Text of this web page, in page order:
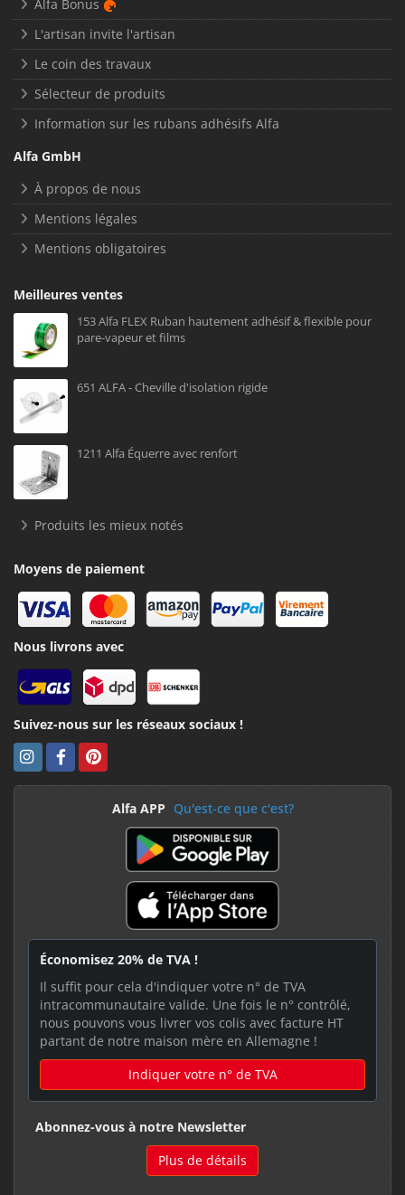
Alfa Bonus
L'artisan invite l'artisan
Le coin des travaux
Sélecteur de produits
Information sur les rubans adhésifs Alfa
Alfa GmbH
À propos de nous
Mentions légales
Mentions obligatoires
Meilleures ventes
153 Alfa FLEX Ruban hautement adhésif & flexible pour
pare-vapeur et films
651 ALFA - Cheville d'isolation rigide
1211 Alfa Équerre avec renfort
Produits les mieux notés
Moyens de paiement
Nous livrons avec
Suivez-nous sur les réseaux sociaux !
Alfa APP Qu'est-ce que c'est?
Économisez 20% de TVA !
Il suffit pour cela d'indiquer votre n° de TVA
intracommunautaire valide. Une fois le n° contrôlé,
nous pouvons vous livrer vos colis avec facture HT
partant de notre maison mère en Allemagne !
Indiquer votre n° de TVA
Abonnez-vous à notre Newsletter
Plus de détails